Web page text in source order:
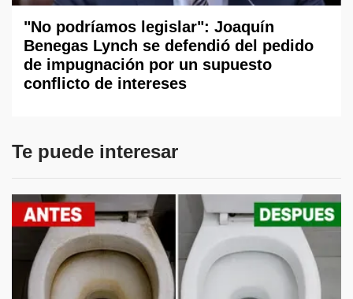
"No podríamos legislar": Joaquín
Benegas Lynch se defendió del pedido
de impugnación por un supuesto
conflicto de intereses
Te puede interesar